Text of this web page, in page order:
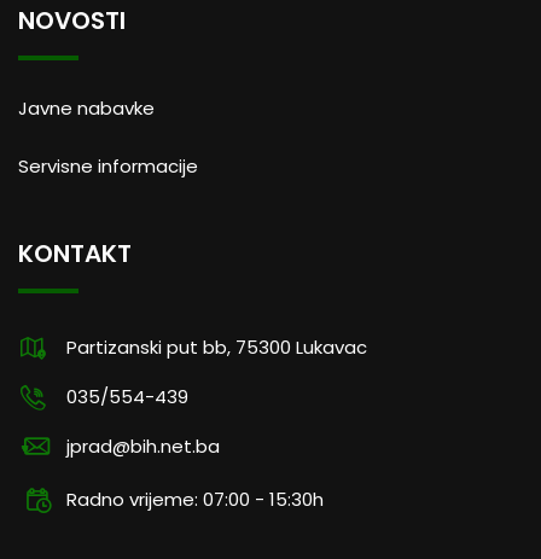
NOVOSTI
Javne nabavke
Servisne informacije
KONTAKT
Partizanski put bb, 75300 Lukavac
035/554-439
jprad@bih.net.ba
Radno vrijeme: 07:00 - 15:30h